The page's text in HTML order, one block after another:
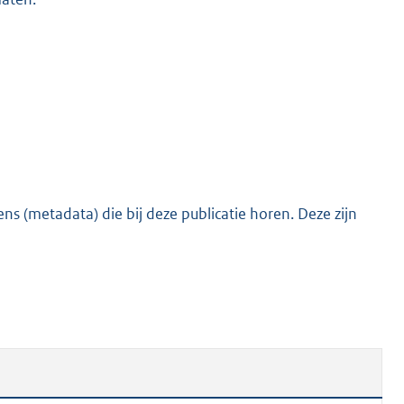
(metadata) die bij deze publicatie horen. Deze zijn